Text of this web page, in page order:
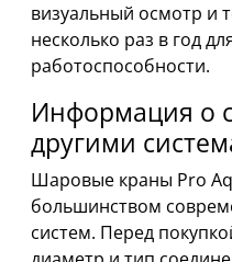
визуальный осмотр и
несколько раз в год
работоспособности.
Информация о
другими
Шаровые краны Pro
большинством
систем. Перед